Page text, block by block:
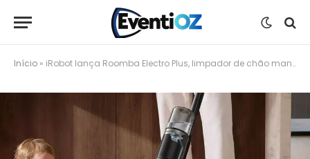
Início » iRobot lança Roomba Electro Plus, limpador de chão manual que também desinfeta